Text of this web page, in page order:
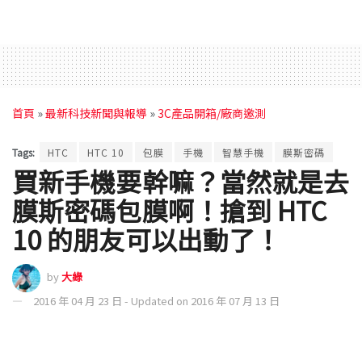
首頁 »最新科技新聞與報導 »3C產品開箱/廠商邀測
Tags: HTC HTC 10 包膜 手機 智慧手機 膜斯密碼
買新手機要幹嘛？當然就是去
膜斯密碼包膜啊！搶到 HTC
10 的朋友可以出動了！
by大綠
2016 年 04 月 23 日 - Updated on 2016 年 07 月 13 日